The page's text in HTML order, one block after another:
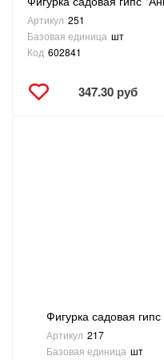
Артикул 251
Базовая единица шт
Код 602841
347.30 руб
Фигурка садовая
Артикул 217
Базовая единица шт